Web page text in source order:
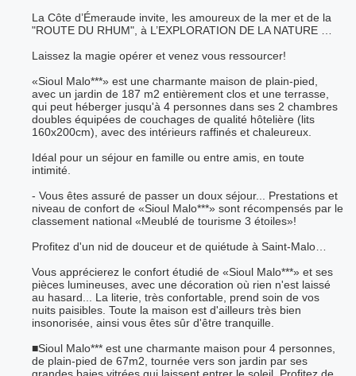
La Côte d’Émeraude invite, les amoureux de la mer et de la
"ROUTE DU RHUM", à L’EXPLORATION DE LA NATURE …
Laissez la magie opérer et venez vous ressourcer!
«Sioul Malo***» est une charmante maison de plain-pied,
avec un jardin de 187 m2 entièrement clos et une terrasse,
qui peut héberger jusqu'à 4 personnes dans ses 2 chambres
doubles équipées de couchages de qualité hôtelière (lits
160x200cm), avec des intérieurs raffinés et chaleureux.
Idéal pour un séjour en famille ou entre amis, en toute
intimité.
- Vous êtes assuré de passer un doux séjour... Prestations et
niveau de confort de «Sioul Malo***» sont récompensés par le
classement national «Meublé de tourisme 3 étoiles»!
Profitez d'un nid de douceur et de quiétude à Saint-Malo…
Vous apprécierez le confort étudié de «Sioul Malo***» et ses
pièces lumineuses, avec une décoration où rien n'est laissé
au hasard... La literie, très confortable, prend soin de vos
nuits paisibles. Toute la maison est d'ailleurs très bien
insonorisée, ainsi vous êtes sûr d'être tranquille.
■Sioul Malo*** est une charmante maison pour 4 personnes,
de plain-pied de 67m2, tournée vers son jardin par ses